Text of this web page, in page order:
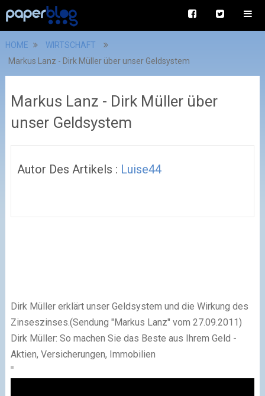
HOME
WIRTSCHAFT
Markus Lanz - Dirk Müller über unser Geldsystem
Markus Lanz - Dirk Müller über
unser Geldsystem
Autor Des Artikels : Luise44
Dirk Müller erklärt unser Geldsystem und die Wirkung des
Zinseszinses.(Sendung "Markus Lanz" vom 27.09.2011)
Dirk Müller: So machen Sie das Beste aus Ihrem Geld -
Aktien, Versicherungen, Immobilien